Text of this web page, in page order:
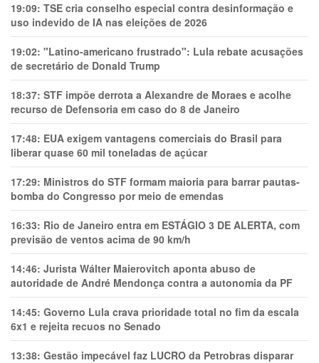
19:09: TSE cria conselho especial contra desinformação e
uso indevido de IA nas eleições de 2026
19:02: "Latino-americano frustrado": Lula rebate acusações
de secretário de Donald Trump
18:37: STF impõe derrota a Alexandre de Moraes e acolhe
recurso de Defensoria em caso do 8 de Janeiro
17:48: EUA exigem vantagens comerciais do Brasil para
liberar quase 60 mil toneladas de açúcar
17:29: Ministros do STF formam maioria para barrar pautas-
bomba do Congresso por meio de emendas
16:33: Rio de Janeiro entra em ESTÁGIO 3 DE ALERTA, com
previsão de ventos acima de 90 km/h
14:46: Jurista Wálter Maierovitch aponta abuso de
autoridade de André Mendonça contra a autonomia da PF
14:45: Governo Lula crava prioridade total no fim da escala
6x1 e rejeita recuos no Senado
13:38: Gestão impecável faz LUCRO da Petrobras disparar